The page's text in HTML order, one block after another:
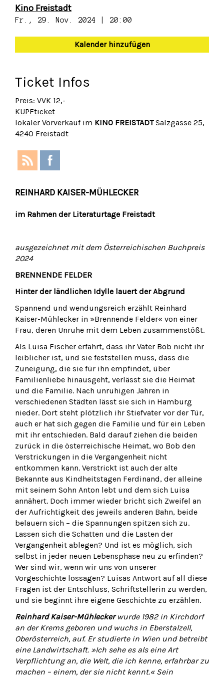
Kino Freistadt
Fr., 29. Nov. 2024 | 20:00
Kalender hinzufügen
Ticket Infos
Preis: VVK 12,-
KUPFticket
lokaler Vorverkauf im KINO FREISTADTSalzgasse 25,
4240 Freistadt
REINHARD KAISER-MÜHLECKER
im Rahmen der Literaturtage Freistadt
ausgezeichnet mit dem Österreichischen Buchpreis
2024
BRENNENDE FELDER
Hinter der ländlichen Idylle lauert der Abgrund
Spannend und wendungsreich erzählt Reinhard
Kaiser-Mühlecker in »Brennende Felder« von einer
Frau, deren Unruhe mit dem Leben zusammenstößt.
Als Luisa Fischer erfährt, dass ihr Vater Bob nicht ihr
leiblicher ist, und sie feststellen muss, dass die
Zuneigung, die sie für ihn empfindet, über
Familienliebe hinausgeht, verlässt sie die Heimat
und die Familie. Nach unruhigen Jahren in
verschiedenen Städten lässt sie sich in Hamburg
nieder. Dort steht plötzlich ihr Stiefvater vor der Tür,
auch er hat sich gegen die Familie und für ein Leben
mit ihr entschieden. Bald darauf ziehen die beiden
zurück in die österreichische Heimat, wo Bob den
Verstrickungen in die Vergangenheit nicht
entkommen kann. Verstrickt ist auch der alte
Bekannte aus Kindheitstagen Ferdinand, der alleine
mit seinem Sohn Anton lebt und dem sich Luisa
annähert. Doch immer wieder bricht sich Zweifel an
der Aufrichtigkeit des jeweils anderen Bahn, beide
belauern sich – die Spannungen spitzen sich zu.
Lassen sich die Schatten und die Lasten der
Vergangenheit ablegen? Und ist es möglich, sich
selbst in jeder neuen Lebensphase neu zu erfinden?
Wer sind wir, wenn wir uns von unserer
Vorgeschichte lossagen? Luisas Antwort auf all diese
Fragen ist der Entschluss, Schriftstellerin zu werden,
und sie beginnt ihre eigene Geschichte zu erzählen.
Reinhard Kaiser-Mühleckerwurde 1982 in Kirchdorf
an der Krems geboren und wuchs in Eberstalzell,
Oberösterreich, auf. Er studierte in Wien und betreibt
eine Landwirtschaft. »Ich sehe es als eine Art
Verpflichtung an, die Welt, die ich kenne, erfahrbar zu
machen – einem, der sie nicht kennt.« Sein